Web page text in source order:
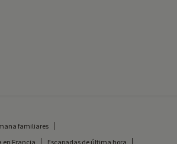
familiares
en Francia
Escapadas de última hora